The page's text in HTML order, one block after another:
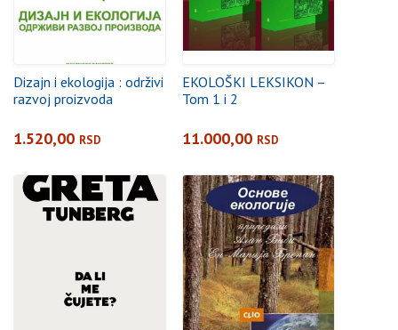
Dizajn i ekologija : održivi
razvoj proizvoda
1.520,00 RSD
EKOLOŠKI LEKSIKON –
Tom 1 i 2
11.000,00 RSD